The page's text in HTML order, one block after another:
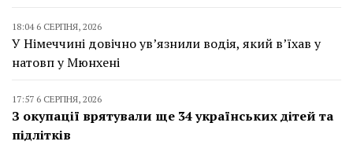
18:04 6 СЕРПНЯ, 2026
У Німеччині довічно ув’язнили водія, який в’їхав у
натовп у Мюнхені
17:57 6 СЕРПНЯ, 2026
З окупації врятували ще 34 українських дітей та
підлітків